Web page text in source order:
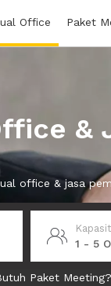
Office Paket
&
office & jasa
1 - 5
Paket